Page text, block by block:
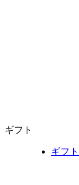
ギフト
ギフ